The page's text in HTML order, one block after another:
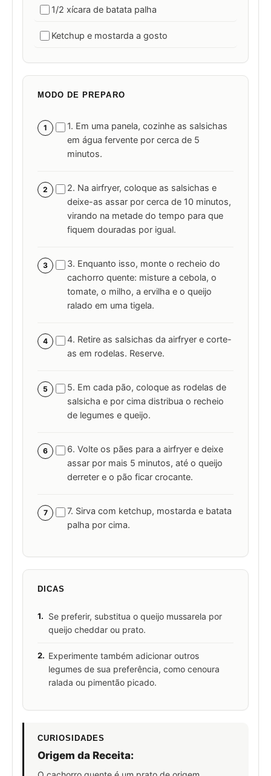
1/2 xícara de batata palha
Ketchup e mostarda a gosto
MODO DE PREPARO
1
1. Em uma panela, cozinhe as salsichas
em água fervente por cerca de 5
minutos.
2
2. Na airfryer, coloque as salsichas e
deixe-as assar por cerca de 10 minutos,
virando na metade do tempo para que
fiquem douradas por igual.
3
3. Enquanto isso, monte o recheio do
cachorro quente: misture a cebola, o
tomate, o milho, a ervilha e o queijo
ralado em uma tigela.
4
4. Retire as salsichas da airfryer e corte-
as em rodelas. Reserve.
5
5. Em cada pão, coloque as rodelas de
salsicha e por cima distribua o recheio
de legumes e queijo.
6
6. Volte os pães para a airfryer e deixe
assar por mais 5 minutos, até o queijo
derreter e o pão ficar crocante.
7
7. Sirva com ketchup, mostarda e batata
palha por cima.
DICAS
1.
Se preferir, substitua o queijo mussarela por
queijo cheddar ou prato.
2. Experimente também adicionar outros
legumes de sua preferência, como cenoura
ralada ou pimentão picado.
CURIOSIDADES
Origem da Receita: